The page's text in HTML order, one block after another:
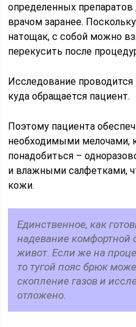
определенных
врачом заранее.
натощак, с собой можно
перекусить после
Исследование
куда обращается пациент.
Поэтому пациента
необходимыми мелочами,
понадобиться –
и влажными салфетками,
кожи.
Единственное, как
надевание
живот. Если же на
то тугой пояс брюк
скопление газов и
отложено.